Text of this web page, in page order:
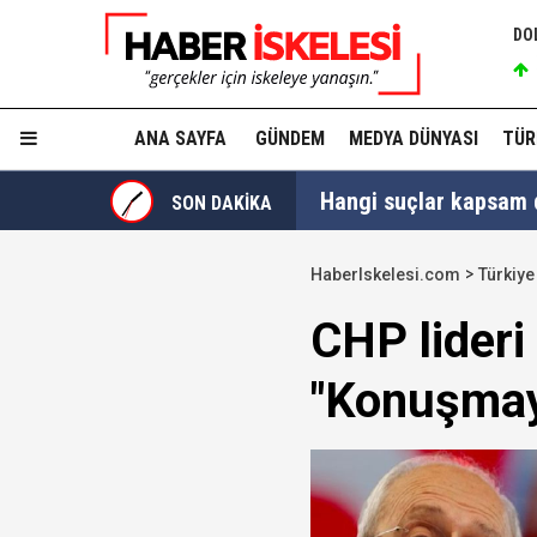
ANA SAYFA GÜNDEM MEDYA DÜNYASI
SON DAKİKA Hangi suçlar kapsam
Devlet Bahçeli'den
Trabzonspor, KAP'a
İzmir Büyükşehir
Yükseliş üst üste 3.
HaberIskelesi.com Türkiye
CHP lideri